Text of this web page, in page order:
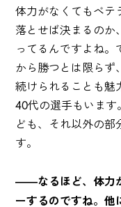
体力がなくてもベテ
落とせば決まるのか
ってるんですよね。
から勝つとは限らず
続けられることも魅
40代の選手もいま
ども、それ以外の
す。
――なるほど、体力
ーするのですね。他